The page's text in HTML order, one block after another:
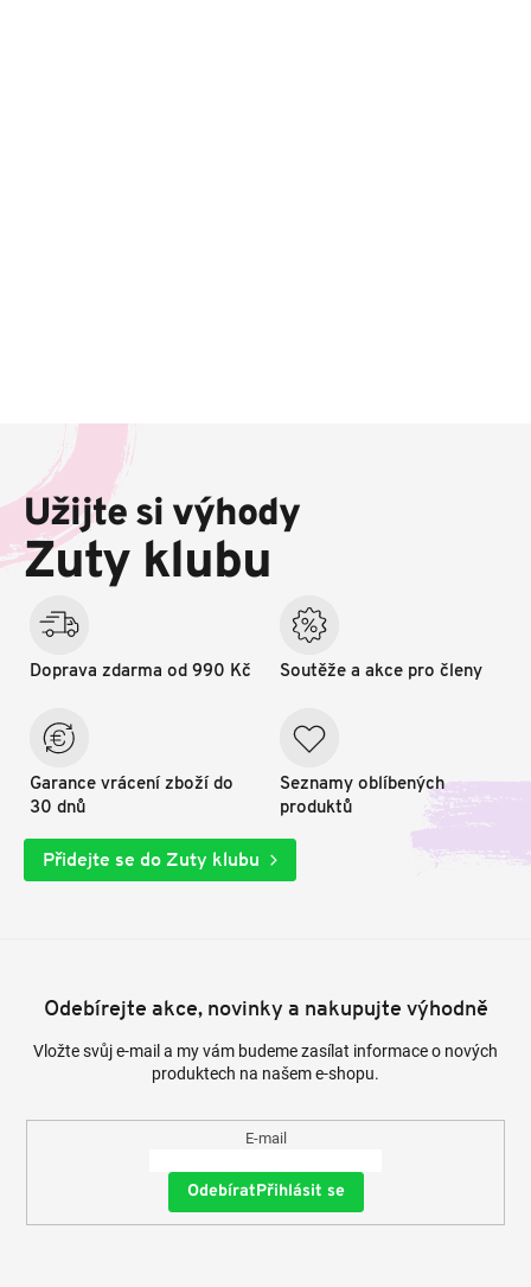
a
í
Užijte si výhody
Zuty klubu
Doprava zdarma od 990 Kč
Garance vrácení zboží do
30 dnů
Soutěže a akce pro členy
Seznamy oblíbených
produktů
Přidejte se do Zuty klubu
Odebírejte akce, novinky a nakupujte výhodně
Vložte svůj e-mail a my vám budeme zasílat informace o nových
produktech na našem e-shopu.
E-mail
Přihlásit se